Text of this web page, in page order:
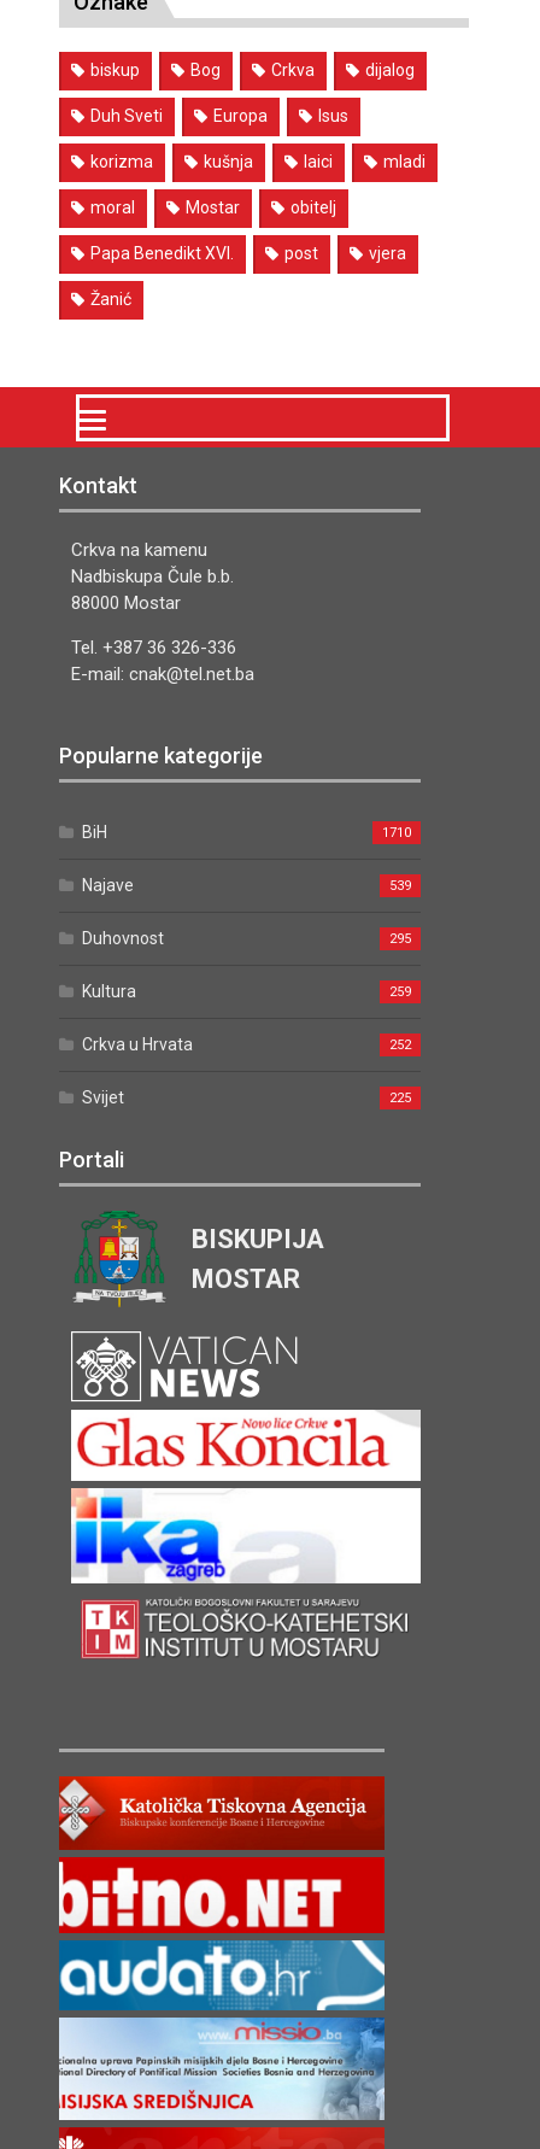
biskup Bog Crkva dijalog
Duh Sveti Europa Isus
korizma kušnja laici mladi
moral Mostar obitelj
Papa Benedikt XVI. post vjera
Žanić
Kontakt
Crkva na kamenu
Nadbiskupa Čule b.b.
88000 Mostar
Tel. +387 36 326-336
E-mail: cnak@tel.net.ba
Popularne kategorije
BiH 1710
Najave 539
Duhovnost 295
Kultura 259
Crkva u Hrvata 252
Svijet 225
Portali
BISKUPIJA
MOSTAR